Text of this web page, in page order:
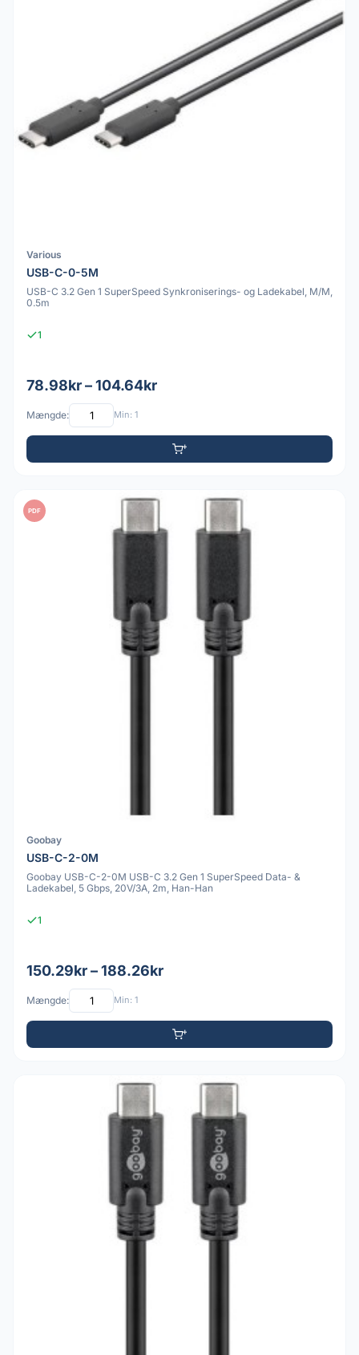
Various
USB-C-0-5M
USB-C 3.2 Gen 1 SuperSpeed Synkroniserings- og Ladekabel, M/M,
0.5m
1
78.98kr – 104.64kr
Mængde: Min: 1
PDF
Goobay
USB-C-2-0M
Goobay USB-C-2-0M USB-C 3.2 Gen 1 SuperSpeed Data- &
Ladekabel, 5 Gbps, 20V/3A, 2m, Han-Han
1
150.29kr – 188.26kr
Mængde: Min: 1